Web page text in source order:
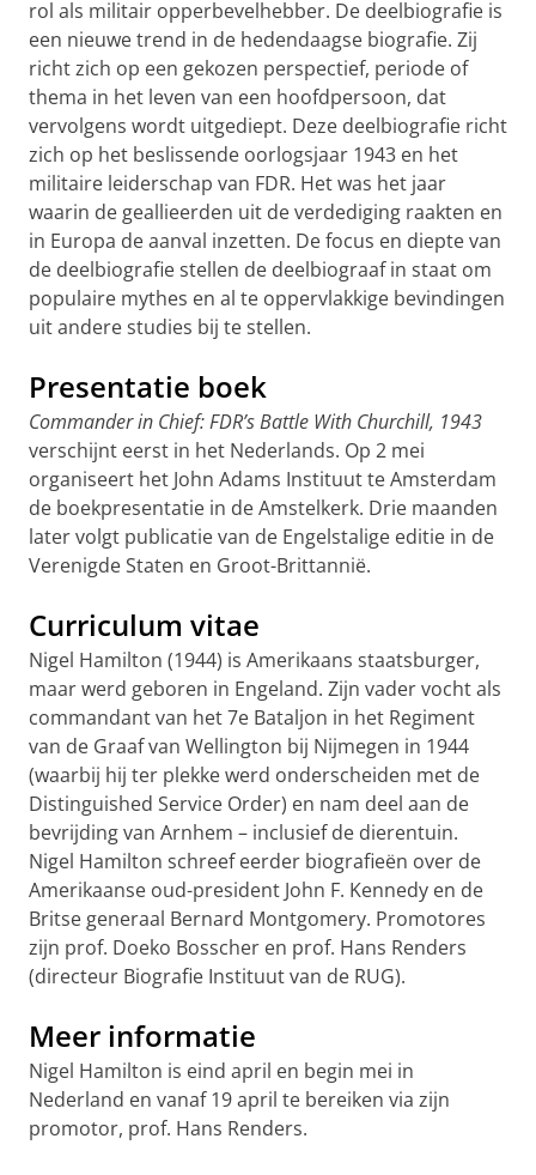
rol als militair opperbevelhebber. De deelbiografie is
een nieuwe trend in de hedendaagse biografie. Zij
richt zich op een gekozen perspectief, periode of
thema in het leven van een hoofdpersoon, dat
vervolgens wordt uitgediept. Deze deelbiografie richt
zich op het beslissende oorlogsjaar 1943 en het
militaire leiderschap van FDR. Het was het jaar
waarin de geallieerden uit de verdediging raakten en
in Europa de aanval inzetten. De focus en diepte van
de deelbiografie stellen de deelbiograaf in staat om
populaire mythes en al te oppervlakkige bevindingen
uit andere studies bij te stellen.
Presentatie boek
Commander in Chief: FDR’s Battle With Churchill, 1943
verschijnt eerst in het Nederlands. Op 2 mei
organiseert het John Adams Instituut te Amsterdam
de boekpresentatie in de Amstelkerk. Drie maanden
later volgt publicatie van de Engelstalige editie in de
Verenigde Staten en Groot-Brittannië.
Curriculum vitae
Nigel Hamilton (1944) is Amerikaans staatsburger,
maar werd geboren in Engeland. Zijn vader vocht als
commandant van het 7e Bataljon in het Regiment
van de Graaf van Wellington bij Nijmegen in 1944
(waarbij hij ter plekke werd onderscheiden met de
Distinguished Service Order) en nam deel aan de
bevrijding van Arnhem – inclusief de dierentuin.
Nigel Hamilton schreef eerder biografieën over de
Amerikaanse oud-president John F. Kennedy en de
Britse generaal Bernard Montgomery. Promotores
zijn prof. Doeko Bosscher en prof. Hans Renders
(directeur Biografie Instituut van de RUG).
Meer informatie
Nigel Hamilton is eind april en begin mei in
Nederland en vanaf 19 april te bereiken via zijn
promotor, prof. Hans Renders.